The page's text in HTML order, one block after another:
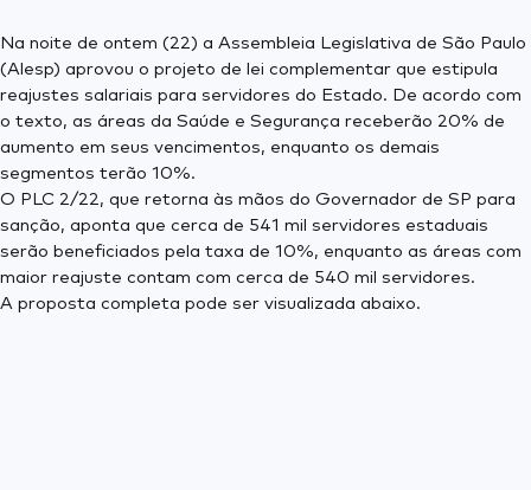
Na noite de ontem (22) a Assembleia Legislativa de São Paulo
(Alesp) aprovou o projeto de lei complementar que estipula
reajustes salariais para servidores do Estado. De acordo com
o texto, as áreas da Saúde e Segurança receberão 20% de
aumento em seus vencimentos, enquanto os demais
segmentos terão 10%.
O PLC 2/22, que retorna às mãos do Governador de SP para
sanção, aponta que cerca de 541 mil servidores estaduais
serão beneficiados pela taxa de 10%, enquanto as áreas com
maior reajuste contam com cerca de 540 mil servidores.
A proposta completa pode ser visualizada abaixo.